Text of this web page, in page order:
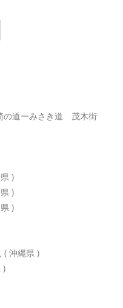
道ーみさき道 茂木街
)
)
)
沖縄県 )
)